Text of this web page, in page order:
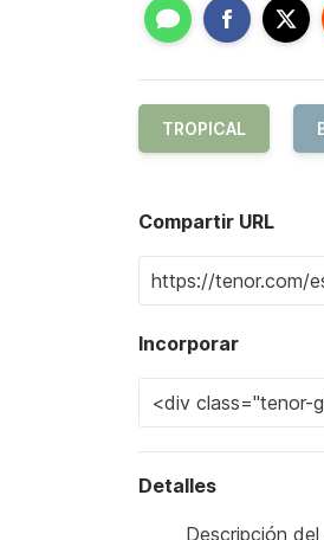
TROPICAL
Compartir URL
Incorporar
Detalles
Descripción